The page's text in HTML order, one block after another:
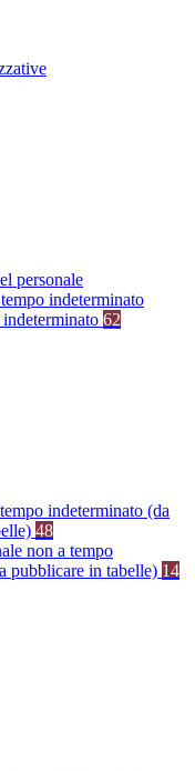
personale
indeterminato
62
indeterminato (da
48
non a tempo
pubblicare in tabelle) 14